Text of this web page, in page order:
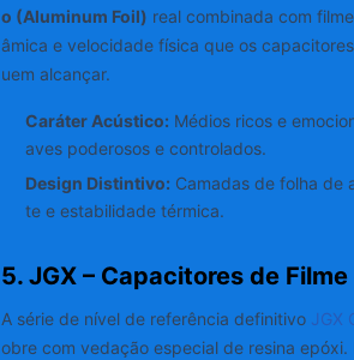
o (Aluminum Foil) real combinada com
âmica e velocidade física que os
uem alcançar.
Caráter Acústico: Médios ricos e
aves poderosos e controlados.
Design Distintivo: Camadas de folha de
te e estabilidade térmica.
5. JGX – Capacitores de
A série de nível de referência definitivoJGX
obre com vedação especial de resina